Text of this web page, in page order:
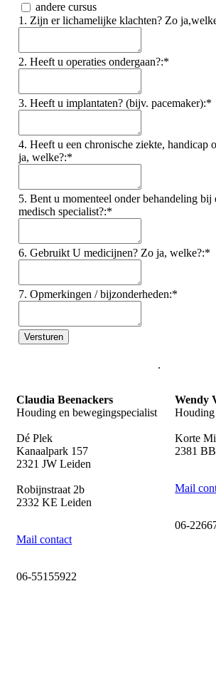
andere cursus
1. Zijn er lichamelijke klachten? Zo
2. Heeft u operaties ondergaan?:*
3. Heeft u implantaten? (bijv. pacemaker):*
4. Heeft u een chronische ziekte, handicap
ja, welke?:*
5. Bent u momenteel onder behandeling bij
medisch specialist?:*
6. Gebruikt U medicijnen? Zo ja, welke?:*
7. Opmerkingen / bijzonderheden:*
.
Claudia Beenackers
Houding en bewegingspecialist
Dé Plek
Kanaalpark 157
2321 JW Leiden
Robijnstraat 2b
2332 KE Leiden
Mail contact
06-55155922
Wendy
Houding
Korte
2381
Mail
06-